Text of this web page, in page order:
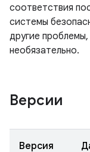
соответствия
системы
другие
необязательно.
Версии
Версия